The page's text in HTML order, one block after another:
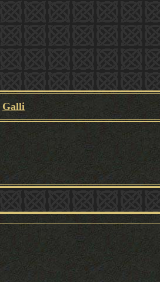
Galli